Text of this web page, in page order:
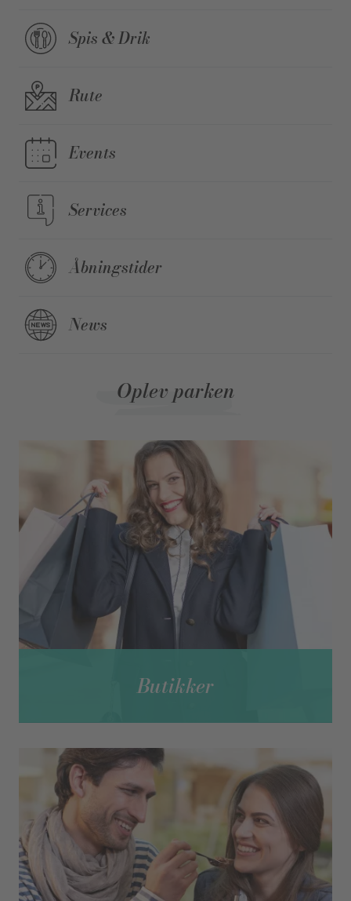
Spis & Drik
Rute
Events
Services
Åbningstider
News
Oplev parken
Butikker